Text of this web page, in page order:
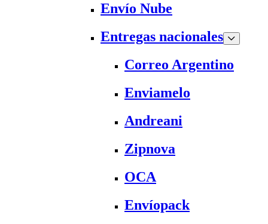
Envío Nube
Entregas nacionales
Correo Argentino
Enviamelo
Andreani
Zipnova
OCA
Envíopack